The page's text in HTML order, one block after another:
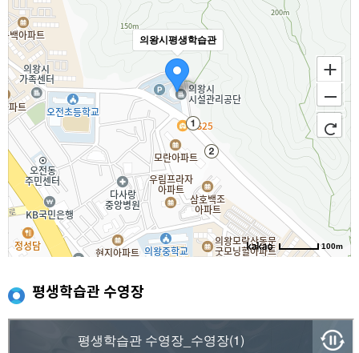
의왕시평생학습관
100m
평생학습관 수영장